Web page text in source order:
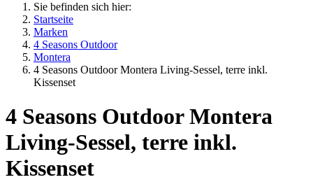
Sie befinden sich hier:
Startseite
Marken
4 Seasons Outdoor
Montera
4 Seasons Outdoor Montera Living-Sessel, terre inkl.
Kissenset
4 Seasons Outdoor Montera
Living-Sessel, terre inkl.
Kissenset